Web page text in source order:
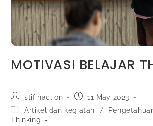
MOTIVASI BELAJAR
stifinaction
11 May 2023
Artikel dan kegiatan
/
Thinking